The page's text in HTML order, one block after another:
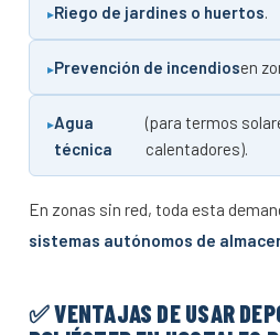
Riego de jardines o huertos.
Prevención de incendiosen
Agua
técnica
(para termos
calentadores).
En zonas sin red, toda esta
sistemas autónomos de
✅ VENTAJAS DE USAR